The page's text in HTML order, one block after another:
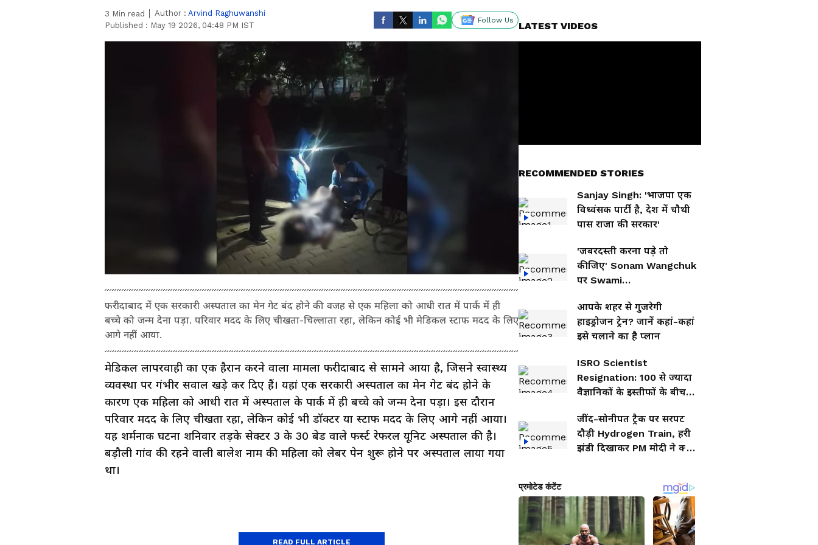
3 Min read Author : Arvind Raghuwanshi
Published : May 19 2026, 04:48 PM IST
Follow Us
फरीदाबाद में एक सरकारी अस्पताल का मेन गेट बंद होने की वजह से एक महिला को आधी रात में पार्क में ही
बच्चे को जन्म देना पड़ा. परिवार मदद के लिए चीखता-चिल्लाता रहा, लेकिन कोई भी मेडिकल स्टाफ मदद के लिए
आगे नहीं आया.
मेडिकल लापरवाही का एक हैरान करने वाला मामला फरीदाबाद से सामने आया है, जिसने स्वास्थ्य
व्यवस्था पर गंभीर सवाल खड़े कर दिए हैं। यहां एक सरकारी अस्पताल का मेन गेट बंद होने के
कारण एक महिला को आधी रात में अस्पताल के पार्क में ही बच्चे को जन्म देना पड़ा। इस दौरान
परिवार मदद के लिए चीखता रहा, लेकिन कोई भी डॉक्टर या स्टाफ मदद के लिए आगे नहीं आया।
यह शर्मनाक घटना शनिवार तड़के सेक्टर 3 के 30 बेड वाले फर्स्ट रेफरल यूनिट अस्पताल की है।
बड़ौली गांव की रहने वाली बालेश नाम की महिला को लेबर पेन शुरू होने पर अस्पताल लाया गया
था।
READ FULL ARTICLE
LATEST VIDEOS
RECOMMENDED STORIES
Sanjay Singh: 'भाजपा एक
विध्वंसक पार्टी है, देश में चौथी
पास राजा की सरकार'
'जबरदस्ती करना पड़े तो
कीजिए' Sonam Wangchuk
पर Swami
बड़ा बयान
आपके शहर से गुजरेगी
हाइड्रोजन ट्रेन? जानें कहां-कहां
इसे चलाने का है प्लान
ISRO Scientist
Resignation: 100 से ज्यादा
वैज्ञानिकों के इस्तीफों के बीच
बड़ा कदम
जींद-सोनीपत ट्रैक पर सरपट
दौड़ी Hydrogen Train, हरी
झंडी दिखाकर PM मोदी ने क्या